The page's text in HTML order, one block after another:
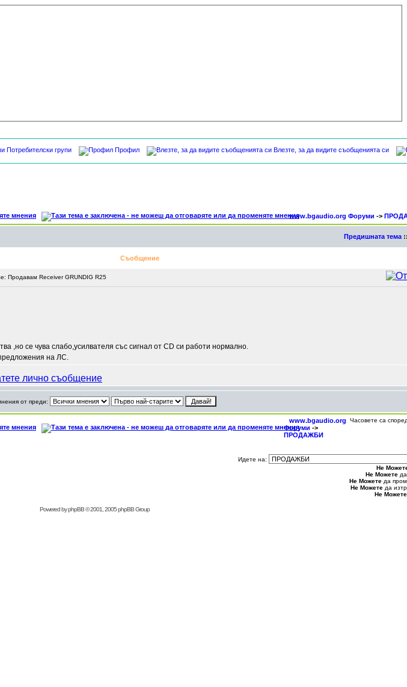
Потребителски групи Профил Влезте, за да видите съобщенията си
www.bgaudio.org Форуми ->
Предишната тема
Съобщение
Продавам Receiver GRUNDIG R25
,но се чува слабо,усилвателя със сигнал от CD си работи нормално.
на ЛС.
от преди:
www.bgaudio.org
Форуми ->
ПРОДАЖБИ
Часовете са
Идете на:
Не
Не Можете
Не Можете да
Не Можете да
Не Можете
Powered byphpBB© 2001, 2005 phpBB Group